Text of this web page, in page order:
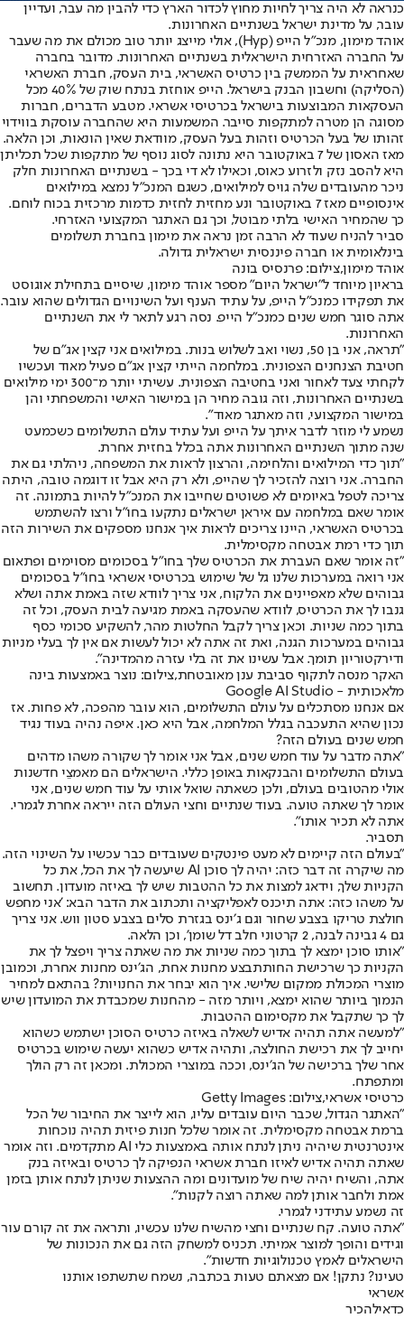
כנראה לא היה צריך לחיות מחוץ לכדור הארץ כדי להבין מה עבר, ועדיין
עובר, על מדינת ישראל בשנתיים האחרונות.
אוהד מימון, מנכ"ל הייפ (Hyp), אולי מייצג יותר טוב מכולם את מה שעבר
על החברה האזרחית הישראלית בשנתיים האחרונות. מדובר בחברה
שאחראית על הממשק בין כרטיס האשראי, בית העסק, חברת האשראי
(הסליקה) וחשבון הבנק בישראל. הייפ אוחזת בנתח שוק של 40% מכל
העסקאות המבוצעות בישראל בכרטיסי אשראי. מטבע הדברים, חברות
מסוגה הן מטרה למתקפות סייבר. המשמעות היא שהחברה עוסקת בווידוי
זהותו של בעל הכרטיס וזהות בעל העסק, מוודאת שאין הונאות, וכן הלאה.
מאז האסון של 7 באוקטובר היא נתונה לסוג נוסף של מתקפות שכל תכליתן
היא להסב נזק ולזרוע כאוס, וכאילו לא די בכך - בשנתיים האחרונות חלק
ניכר מהעובדים שלה גויס למילואים, כשגם המנכ״ל נמצא במילואים
אינסופיים מאז 7 באוקטובר ונע מחזית לחזית כדמות מרכזית בכוח לוחם.
כך שהמחיר האישי בלתי מבוטל, וכך גם האתגר המקצועי האזרחי.
סביר להניח שעוד לא הרבה זמן נראה את מימון בחברת תשלומים
בינלאומית או חברה פיננסית ישראלית גדולה.
אוהד מימון,צילום: פרנסיס בונה
בראיון מיוחד ל"ישראל היום" מספר אוהד מימון, שיסיים בתחילת אוגוסט
את תפקידו כמנכ״ל הייפ, על עתיד הענף ועל השינויים הגדולים שהוא עובר.
אתה סוגר חמש שנים כמנכ״ל הייפ. נסה רגע לתאר לי את השנתיים
האחרונות.
״תראה, אני בן 50, נשוי ואב לשלוש בנות. במילואים אני קצין אג״ם של
חטיבת הצנחנים הצפונית. במלחמה הייתי קצין אג״ם פעיל מאוד ועכשיו
לקחתי צעד לאחור ואני בחטיבה הצפונית. עשיתי יותר מ־300 ימי מילואים
בשנתיים האחרונות, וזה גובה מחיר הן במישור האישי והמשפחתי והן
במישור המקצועי, וזה מאתגר מאוד".
נשמע לי מוזר לדבר איתך על הייפ ועל עתיד עולם התשלומים כשכמעט
שנה מתוך השנתיים האחרונות אתה בכלל בחזית אחרת.
"תוך כדי המילואים והלחימה, והרצון לראות את המשפחה, ניהלתי גם את
החברה. אני רוצה להזכיר לך שהייפ, ולא רק היא אבל זו דוגמה טובה, היתה
צריכה לטפל באיומים לא פשוטים שחייבו את המנכ״ל להיות בתמונה. זה
אומר שאם במלחמה עם איראן ישראלים נתקעו בחו״ל ורצו להשתמש
בכרטיס האשראי, היינו צריכים לראות איך אנחנו מספקים את השירות הזה
תוך כדי רמת אבטחה מקסימלית.
"זה אומר שאם העברת את הכרטיס שלך בחו״ל בסכומים מסוימים ופתאום
אני רואה במערכות שלנו גל של שימוש בכרטיסי אשראי בחו"ל בסכומים
גבוהים שלא מאפיינים את הלקוח, אני צריך לוודא שזה באמת אתה ושלא
גנבו לך את הכרטיס, לוודא שהעסקה באמת מגיעה לבית העסק, וכל זה
בתוך כמה שניות. וכאן צריך לקבל החלטות מהר, להשקיע סכומי כסף
גבוהים במערכות הגנה, ואת זה אתה לא יכול לעשות אם אין לך בעלי מניות
ודירקטוריון תומך. אבל עשינו את זה בלי עזרה מהמדינה".
האקר מנסה לתקוף סביבת ענן מאובטחת,צילום: נוצר באמצעות בינה
מלאכותית - Google AI Studio
אם אנחנו מסתכלים על עולם התשלומים, הוא עובר מהפכה, לא פחות. אז
נכון שהיא התעכבה בגלל המלחמה, אבל היא כאן. איפה נהיה בעוד נגיד
חמש שנים בעולם הזה?
"אתה מדבר על עוד חמש שנים, אבל אני אומר לך שקורה משהו מדהים
בעולם התשלומים והבנקאות באופן כללי. הישראלים הם מאמצֵי חדשנות
אולי מהטובים בעולם, ולכן כשאתה שואל אותי על עוד חמש שנים, אני
אומר לך שאתה טועה. בעוד שנתיים וחצי העולם הזה ייראה אחרת לגמרי.
אתה לא תכיר אותו".
תסביר.
״בעולם הזה קיימים לא מעט פינטקים שעובדים כבר עכשיו על השינוי הזה.
מה שיקרה זה דבר כזה: יהיה לך סוכן AI שיעשה לך את הכל, את כל
הקניות שלך, וידאג למצות את כל ההטבות שיש לך באיזה מועדון. תחשוב
על משהו כזה: אתה תיכנס לאפליקציה ותכתוב את הדבר הבא: 'אני מחפש
חולצת טריקו בצבע שחור וגם ג׳ינס בגזרת סלים בצבע סטון ווש. אני צריך
גם 4 גבינה לבנה, 2 קרטוני חלב דל שומן', וכן הלאה.
"אותו סוכן ימצא לך בתוך כמה שניות את מה שאתה צריך ויפצל לך את
הקניות כך שרכישת החותתבצע מחנות אחת, הג׳ינס מחנות אחרת, וכמובן
מוצרי המכולת ממקום שלישי. איך הוא יבחר את החנויות? בהתאם למחיר
הנמוך ביותר שהוא ימצא, ויותר מזה - מהחנות שמכבדת את המועדון שיש
לך כך שתקבל את מקסימום ההטבות.
"למעשה אתה תהיה אדיש לשאלה באיזה כרטיס הסוכן ישתמש כשהוא
יחייב לך את רכישת החולצה, ותהיה אדיש כשהוא יעשה שימוש בכרטיס
אחר שלך ברכישה של הג׳ינס, וככה במוצרי המכולת. ומכאן זה רק הולך
ומתפתח.
כרטיסי אשראי,צילום: Getty Images
"האתגר הגדול, שכבר היום עובדים עליו, הוא לייצר את החיבור של הכל
ברמת אבטחה מקסימלית. זה אומר שלכל חנות פיזית תהיה נוכחות
אינטרנטית שיהיה ניתן לנתח אותה באמצעות כלי AI מתקדמים. וזה אומר
שאתה תהיה אדיש לאיזו חברת אשראי הנפיקה לך כרטיס ובאיזה בנק
אתה, והשיח יהיה שיח של מועדונים ומה ההצעות שניתן לנתח אותן בזמן
אמת ולחבר אותן למה שאתה רוצה לקנות".
זה נשמע עתידני לגמרי.
"אתה טועה. קח שנתיים וחצי מהשיח שלנו עכשיו, ותראה את זה קורם עור
וגידים והופך למוצר אמיתי. תכניס למשחק הזה גם את הנכונות של
הישראלים לאמץ טכנולוגיות חדשות".
טעינו? נתקן! אם מצאתם טעות בכתבה, נשמח שתשתפו אותנו
אשראי
כדאילהכיר